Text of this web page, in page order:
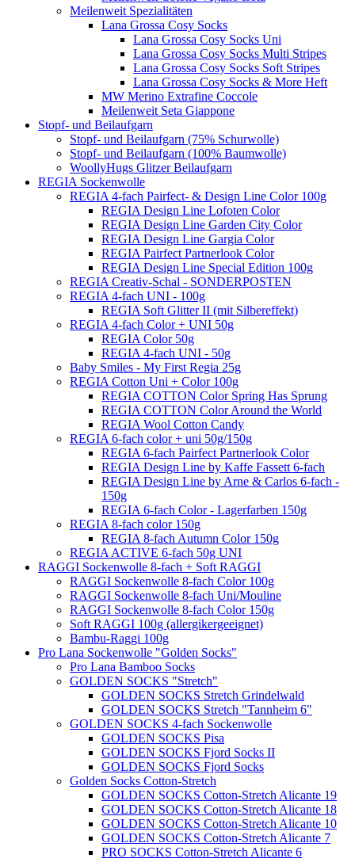
Meilenweit Spezialitäten
Lana Grossa Cosy Socks
Lana Grossa Cosy Socks Uni
Lana Grossa Cosy Socks Multi Stripes
Lana Grossa Cosy Socks Soft Stripes
Lana Grossa Cosy Socks & More Heft
MW Merino Extrafine Coccole
Meilenweit Seta Giappone
Stopf- und Beilaufgarn
Stopf- und Beilaufgarn (75% Schurwolle)
Stopf- und Beilaufgarn (100% Baumwolle)
WoollyHugs Glitzer Beilaufgarn
REGIA Sockenwolle
REGIA 4-fach Pairfect- & Design Line Color 100g
REGIA Design Line Lofoten Color
REGIA Design Line Garden City Color
REGIA Design Line Gargia Color
REGIA Pairfect Partnerlook Color
REGIA Design Line Special Edition 100g
REGIA Creativ-Schal - SONDERPOSTEN
REGIA 4-fach UNI - 100g
REGIA Soft Glitter II (mit Silbereffekt)
REGIA 4-fach Color + UNI 50g
REGIA Color 50g
REGIA 4-fach UNI - 50g
Baby Smiles - My First Regia 25g
REGIA Cotton Uni + Color 100g
REGIA COTTON Color Spring Has Sprung
REGIA COTTON Color Around the World
REGIA Wool Cotton Candy
REGIA 6-fach color + uni 50g/150g
REGIA 6-fach Pairfect Partnerlook Color
REGIA Design Line by Kaffe Fassett 6-fach
REGIA Design Line by Arne & Carlos 6-fach -
150g
REGIA 6-fach Color - Lagerfarben 150g
REGIA 8-fach color 150g
REGIA 8-fach Autumn Color 150g
REGIA ACTIVE 6-fach 50g UNI
RAGGI Sockenwolle 8-fach + Soft RAGGI
RAGGI Sockenwolle 8-fach Color 100g
RAGGI Sockenwolle 8-fach Uni/Mouline
RAGGI Sockenwolle 8-fach Color 150g
Soft RAGGI 100g (allergikergeeignet)
Bambu-Raggi 100g
Pro Lana Sockenwolle "Golden Socks"
Pro Lana Bamboo Socks
GOLDEN SOCKS "Stretch"
GOLDEN SOCKS Stretch Grindelwald
GOLDEN SOCKS Stretch "Tannheim 6"
GOLDEN SOCKS 4-fach Sockenwolle
GOLDEN SOCKS Pisa
GOLDEN SOCKS Fjord Socks II
GOLDEN SOCKS Fjord Socks
Golden Socks Cotton-Stretch
GOLDEN SOCKS Cotton-Stretch Alicante 19
GOLDEN SOCKS Cotton-Stretch Alicante 18
GOLDEN SOCKS Cotton-Stretch Alicante 10
GOLDEN SOCKS Cotton-Stretch Alicante 7
PRO SOCKS Cotton-Stretch Alicante 6